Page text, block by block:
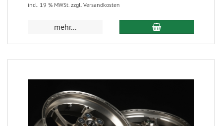
incl. 19 % MWSt. zzgl. Versandkosten
mehr...